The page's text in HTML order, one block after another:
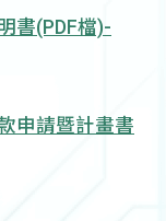
書(PDF檔)-
申請暨計畫書